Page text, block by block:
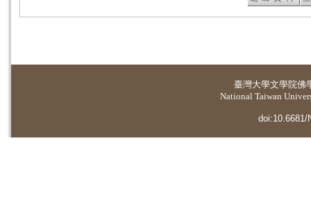
臺灣大學文學院佛
National Taiwan
doi:10.6681/